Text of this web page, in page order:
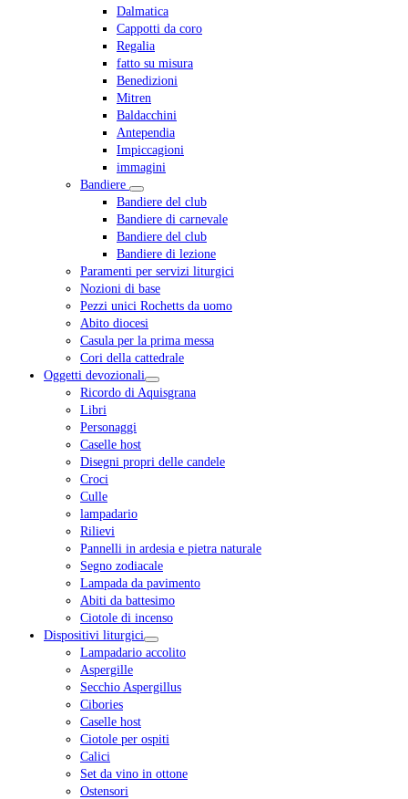
Dalmatica
Cappotti da coro
Regalia
fatto su misura
Benedizioni
Mitren
Baldacchini
Antependia
Impiccagioni
immagini
Bandiere
Bandiere del club
Bandiere di carnevale
Bandiere del club
Bandiere di lezione
Paramenti per servizi liturgici
Nozioni di base
Pezzi unici Rochetts da uomo
Abito diocesi
Casula per la prima messa
Cori della cattedrale
Oggetti devozionali
Ricordo di Aquisgrana
Libri
Personaggi
Caselle host
Disegni propri delle candele
Croci
Culle
lampadario
Rilievi
Pannelli in ardesia e pietra naturale
Segno zodiacale
Lampada da pavimento
Abiti da battesimo
Ciotole di incenso
Dispositivi liturgici
Lampadario accolito
Aspergille
Secchio Aspergillus
Cibories
Caselle host
Ciotole per ospiti
Calici
Set da vino in ottone
Ostensori